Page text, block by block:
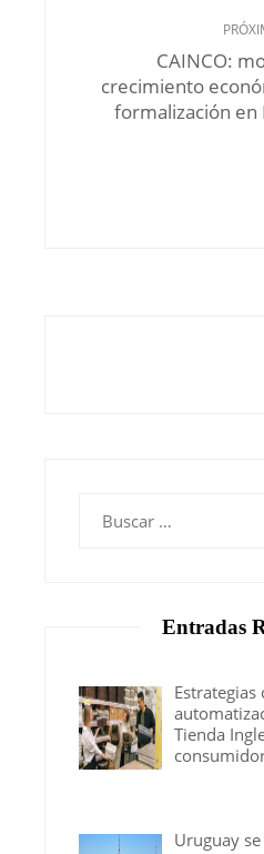
CAINCO:
crecimiento
formalización en
Entradas
Tienda
Uruguay